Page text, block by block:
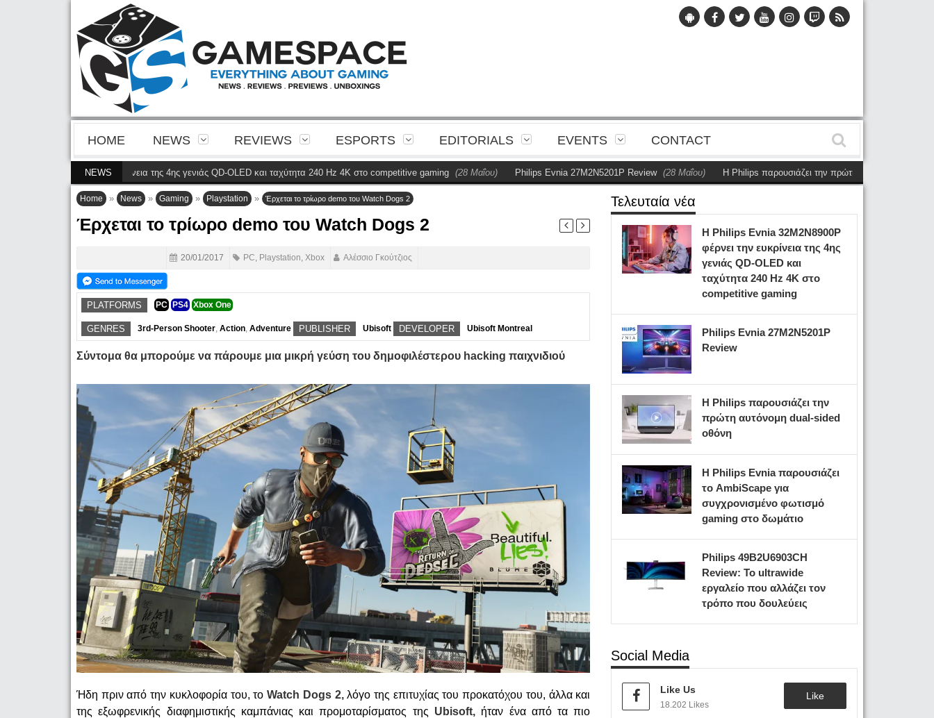
HOME NEWS REVIEWS ESPORTS EDITORIALS EVENTS CONTACT
NEWS
φέρνει την ευκρίνεια της 4ης γενιάς QD-OLED και ταχύτητα 240 Hz 4K στο competitive gaming (28 Μαΐου) Philips Evnia 27M2N5201P Review (28 Μαΐου) Η Philips παρουσιάζει την πρώτη αυτόνομη dual-sided
Home » News » Gaming » Playstation » Έρχεται το τρίωρο demo του Watch Dogs 2
Έρχεται το τρίωρο demo του Watch Dogs 2
20/01/2017 PC, Playstation, Xbox Αλέσσιο Γκούτζιος
PLATFORMS PC PS4 Xbox One
GENRES 3rd-Person Shooter, Action, Adventure PUBLISHER Ubisoft DEVELOPER Ubisoft Montreal
Σύντομα θα μπορούμε να πάρουμε μια μικρή γεύση του δημοφιλέστερου hacking παιχνιδιού
Ήδη πριν από την κυκλοφορία του, το Watch Dogs 2,λόγο της επιτυχίας του προκατόχου του, άλλα και
της εξωφρενικής διαφημιστικής καμπάνιας και προμοταρίσματος της Ubisoft, ήταν ένα από τα πιο
Τελευταία νέα
Η Philips Evnia 32M2N8900P
φέρνει την ευκρίνεια της 4ης
γενιάς QD-OLED και
ταχύτητα 240 Hz 4K στο
competitive gaming
Philips Evnia 27M2N5201P
Review
Η Philips παρουσιάζει την
πρώτη αυτόνομη dual-sided
οθόνη
Η Philips Evnia παρουσιάζει
το AmbiScape για
συγχρονισμένο φωτισμό
gaming στο δωμάτιο
Philips 49B2U6903CH
Review: Το ultrawide
εργαλείο που αλλάζει τον
τρόπο που δουλεύεις
Social Media
Like Us
18.202 Likes
Like